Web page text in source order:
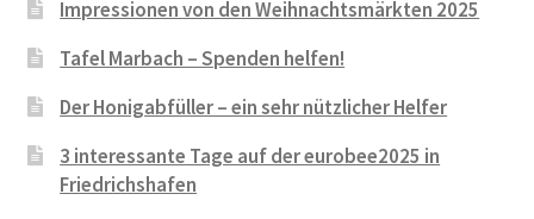
Impressionen von den Weihnachtsmärkten 2025
Tafel Marbach – Spenden helfen!
Der Honigabfüller – ein sehr nützlicher Helfer
3 interessante Tage auf der eurobee2025 in
Friedrichshafen